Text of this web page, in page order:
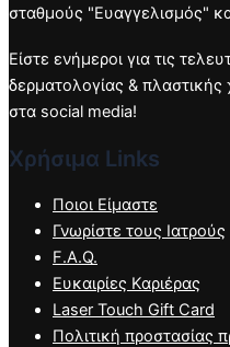
σταθμούς "Ευαγγελισμός"
Είστε ενήμεροι για τις
δερματολογίας &
στα social media!
Χρήσιμα Links
Ποιοι Είμαστε
Γνωρίστε τους Ιατρούς
F.A.Q.
Ευκαιρίες Καριέρας
Laser Touch Gift Card
Πολιτική προστασίας